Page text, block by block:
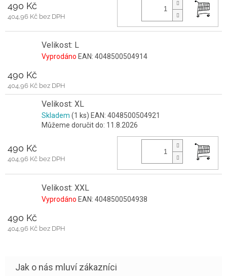
490 Kč
404,96 Kč bez DPH
Velikost: L
Vyprodáno EAN: 4048500504914
490 Kč
404,96 Kč bez DPH
Velikost: XL
Skladem (1 ks) EAN: 4048500504921
Můžeme doručit do: 11.8.2026
490 Kč
404,96 Kč bez DPH
Velikost: XXL
Vyprodáno EAN: 4048500504938
490 Kč
404,96 Kč bez DPH